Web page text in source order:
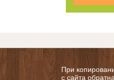
При
с сайта